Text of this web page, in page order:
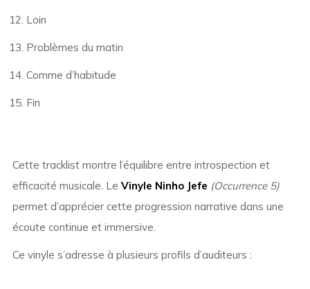
Loin
Problèmes du matin
Comme d’habitude
Fin
Cette tracklist montre l’équilibre entre introspection et
efficacité musicale. Le Vinyle Ninho Jefe (Occurrence 5)
permet d’apprécier cette progression narrative dans une
écoute continue et immersive.
Ce vinyle s’adresse à plusieurs profils d’auditeurs :